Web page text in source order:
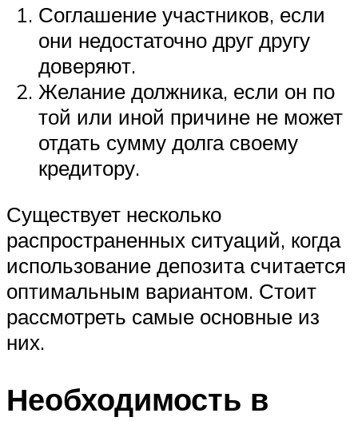
Соглашение участников, если
они недостаточно друг другу
доверяют.
Желание должника, если он по
той или иной причине не может
отдать сумму долга своему
кредитору.
Существует несколько
распространенных ситуаций, когда
использование депозита считается
оптимальным вариантом. Стоит
рассмотреть самые основные из
них.
Необходимость в